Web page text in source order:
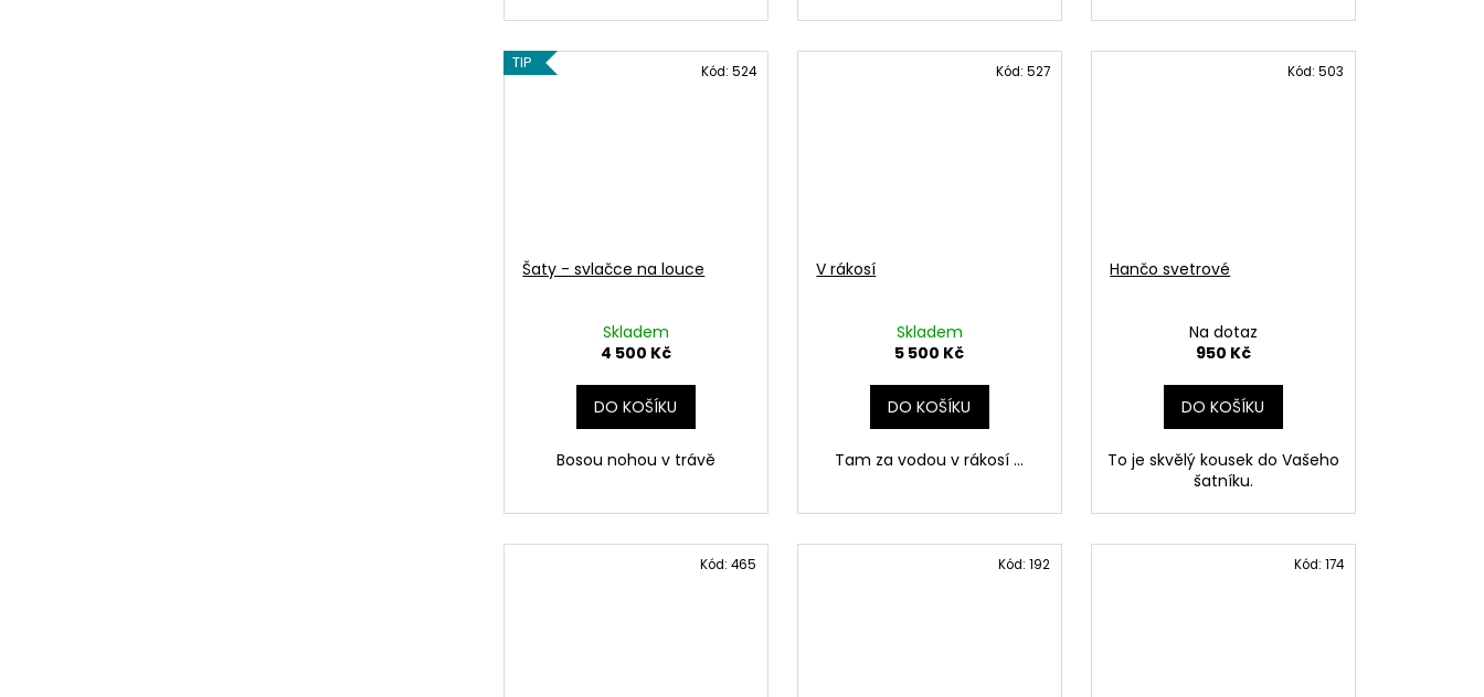
TIP
Šaty - svlačce na louce
Skladem
4 500 Kč
DO KOŠÍKU
Bosou nohou v trávě
Kód: 524
V rákosí
Skladem
5 500 Kč
DO KOŠÍKU
Tam za vodou v rákosí ...
Kód: 527
Hančo svetrové
Na dotaz
950 Kč
DO KOŠÍKU
To je skvělý kousek do Vašeho
šatníku.
Kód: 503
Kód: 465 Kód: 192 Kód: 174